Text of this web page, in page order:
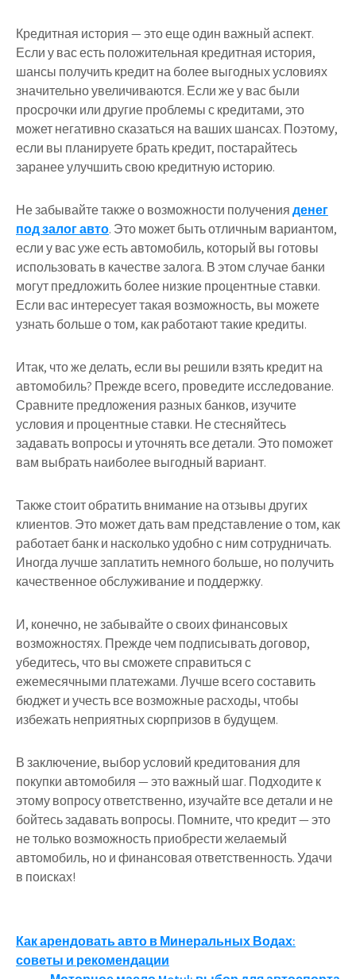
Кредитная история — это еще один важный аспект.
Если у вас есть положительная кредитная история,
шансы получить кредит на более выгодных условиях
значительно увеличиваются. Если же у вас были
просрочки или другие проблемы с кредитами, это
может негативно сказаться на ваших шансах. Поэтому,
если вы планируете брать кредит, постарайтесь
заранее улучшить свою кредитную историю.
Не забывайте также о возможности полученияденег
под залог авто. Это может быть отличным вариантом,
если у вас уже есть автомобиль, который вы готовы
использовать в качестве залога. В этом случае банки
могут предложить более низкие процентные ставки.
Если вас интересует такая возможность, вы можете
узнать больше о том, как работают такие кредиты.
Итак, что же делать, если вы решили взять кредит на
автомобиль? Прежде всего, проведите исследование.
Сравните предложения разных банков, изучите
условия и процентные ставки. Не стесняйтесь
задавать вопросы и уточнять все детали. Это поможет
вам выбрать наиболее выгодный вариант.
Также стоит обратить внимание на отзывы других
клиентов. Это может дать вам представление о том, как
работает банк и насколько удобно с ним сотрудничать.
Иногда лучше заплатить немного больше, но получить
качественное обслуживание и поддержку.
И, конечно, не забывайте о своих финансовых
возможностях. Прежде чем подписывать договор,
убедитесь, что вы сможете справиться с
ежемесячными платежами. Лучше всего составить
бюджет и учесть все возможные расходы, чтобы
избежать неприятных сюрпризов в будущем.
В заключение, выбор условий кредитования для
покупки автомобиля — это важный шаг. Подходите к
этому вопросу ответственно, изучайте все детали и не
бойтесь задавать вопросы. Помните, что кредит — это
не только возможность приобрести желаемый
автомобиль, но и финансовая ответственность. Удачи
в поисках!
Навигация
Как арендовать авто в Минеральных Водах:
советы и рекомендации